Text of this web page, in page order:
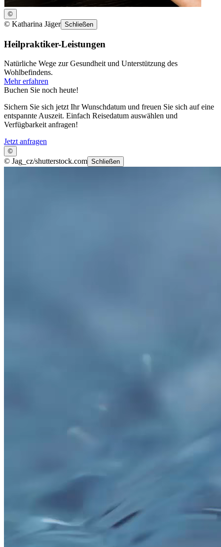
©
© Katharina Jäger Schließen
Heilpraktiker-Leistungen
Natürliche Wege zur Gesundheit und Unterstützung des
Wohlbefindens.
Mehr erfahren
Buchen Sie noch heute!
Sichern Sie sich jetzt Ihr Wunschdatum und freuen Sie sich auf eine
entspannte Auszeit. Einfach Reisedatum auswählen und
Verfügbarkeit anfragen!
Jetzt anfragen
©
© Jag_cz/shutterstock.com Schließen